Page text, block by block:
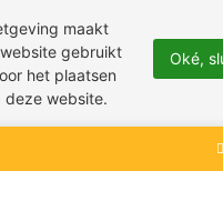
maakt
gebruikt
het plaatsen
deze website.
Oké,